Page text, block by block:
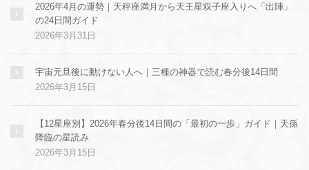
2026年4月の運勢｜天秤座満月から天王星双子座入りへ「出陣」
の24日間ガイド
2026年3月31日
宇宙元旦後に動けない人へ｜三種の神器で読む春分後14日間
2026年3月15日
【12星座別】2026年春分後14日間の「最初の一歩」ガイド｜天孫
降臨の星読み
2026年3月15日